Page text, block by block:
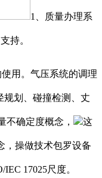
1、质量办理系
持。
用。气压系统的调理
规划、碰撞检测、丈
确定度概念， 这
，操做技术包罗设备
17025尺度。